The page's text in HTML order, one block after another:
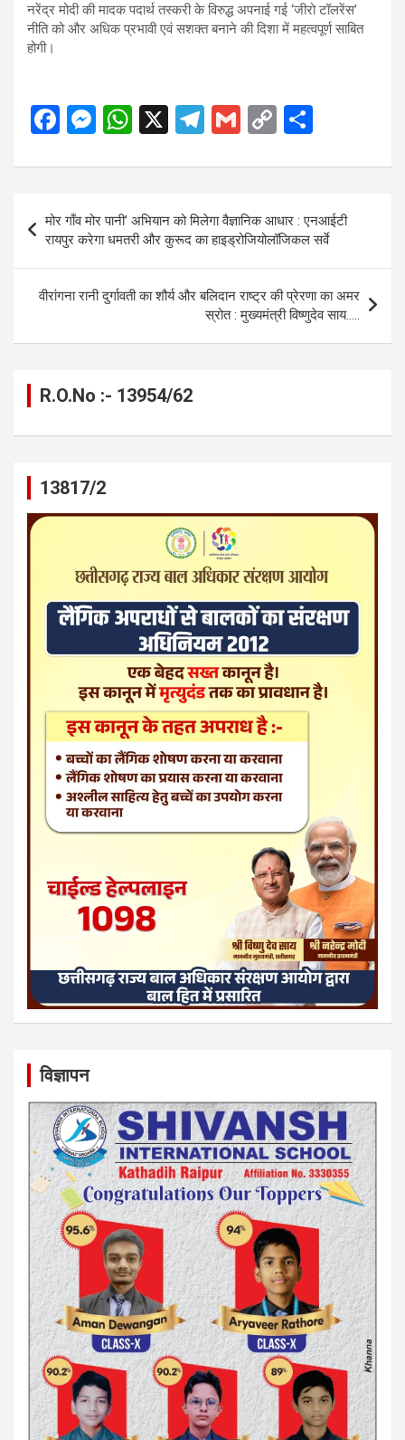
नरेंद्र मोदी की मादक पदार्थ तस्करी के विरुद्ध अपनाई गई ‘जीरो टॉलरेंस’
नीति को और अधिक प्रभावी एवं सशक्त बनाने की दिशा में महत्वपूर्ण साबित
होगी।
F
ce
b
o
o
k
M
se
g
er
W
at
s
A
p
p
X
T
e
gr
a
m
G
ail
C
py
n
k
ar
Post
navigation
मोर गाँव मोर पानी’ अभियान को मिलेगा वैज्ञानिक आधार : एनआईटी
रायपुर करेगा धमतरी और कुरूद का हाइड्रोजियोलॉजिकल सर्वे
वीरांगना रानी दुर्गावती का शौर्य और बलिदान राष्ट्र की प्रेरणा का अमर
स्रोत : मुख्यमंत्री विष्णुदेव साय…..
R.O.No :- 13954/62
13817/2
विज्ञापन